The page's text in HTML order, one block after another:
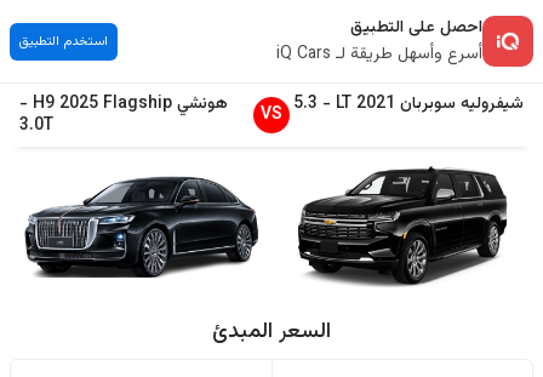
احصل على التطبيق
أسرع وأسهل طريقة لـ iQ Cars
استخدم التطبيق
شيفروليه سوبربان 2021
LT
-
5.3
VS هونشي H9 2025 Flagship
-
3.0T
السعر المبدئ